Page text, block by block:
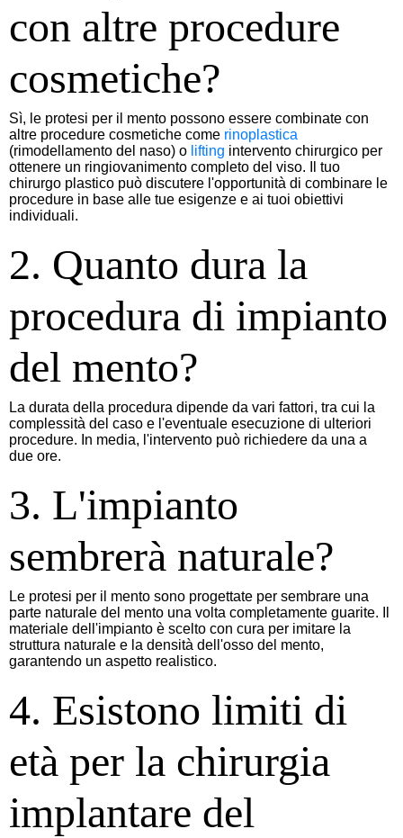
con altre procedure
cosmetiche?
Sì, le protesi per il mento possono essere combinate con
altre procedure cosmetiche come rinoplastica
(rimodellamento del naso) o lifting intervento chirurgico per
ottenere un ringiovanimento completo del viso. Il tuo
chirurgo plastico può discutere l'opportunità di combinare le
procedure in base alle tue esigenze e ai tuoi obiettivi
individuali.
2. Quanto dura la
procedura di impianto
del mento?
La durata della procedura dipende da vari fattori, tra cui la
complessità del caso e l'eventuale esecuzione di ulteriori
procedure. In media, l'intervento può richiedere da una a
due ore.
3. L'impianto
sembrerà naturale?
Le protesi per il mento sono progettate per sembrare una
parte naturale del mento una volta completamente guarite. Il
materiale dell'impianto è scelto con cura per imitare la
struttura naturale e la densità dell'osso del mento,
garantendo un aspetto realistico.
4. Esistono limiti di
età per la chirurgia
implantare del